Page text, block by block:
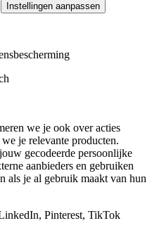
Instellingen aanpassen
we je ook over acties
je relevante producten.
gecodeerde persoonlijke
aanbieders en gebruiken
als je al gebruik maakt van hun
Pinterest, TikTok